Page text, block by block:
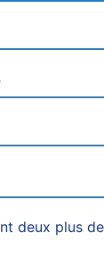
deux plus